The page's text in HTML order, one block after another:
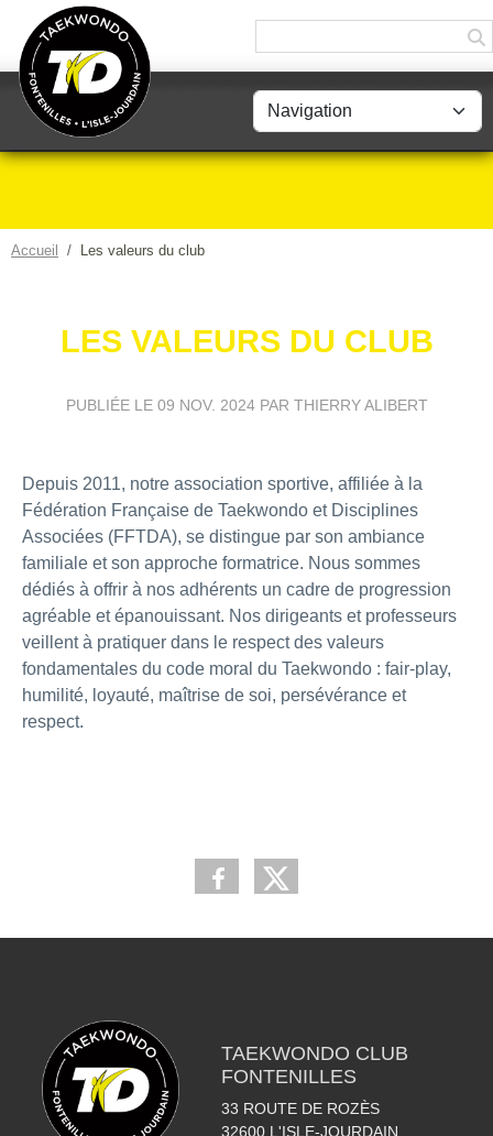
Accueil Les valeurs du club
LES VALEURS DU CLUB
PUBLIÉE LE 09 NOV. 2024PAR THIERRY ALIBERT
Depuis 2011, notre association sportive, affiliée à la
Fédération Française de Taekwondo et Disciplines
Associées (FFTDA), se distingue par son ambiance
familiale et son approche formatrice. Nous sommes
dédiés à offrir à nos adhérents un cadre de progression
agréable et épanouissant. Nos dirigeants et professeurs
veillent à pratiquer dans le respect des valeurs
fondamentales du code moral du Taekwondo : fair-play,
humilité, loyauté, maîtrise de soi, persévérance et
respect.
TAEKWONDO CLUB
FONTENILLES
33 ROUTE DE ROZÈS
32600 L'ISLE-JOURDAIN
Panneau de gestion des cookies